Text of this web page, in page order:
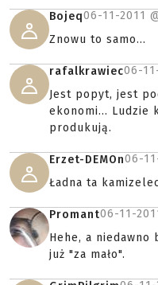
Bojeq06-11-2011
Znowu to samo...
rafalkrawiec06-
Jest popyt, jest
ekonomi... Ludzie
produkują.
Erzet-DEMOn06-
Ładna ta
Promant06-11-
Hehe, a niedawno
już "za mało".